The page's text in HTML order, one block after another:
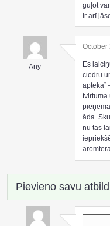
guļot
Ir arī
Any
October
Es
ciedru
apteka”
tvirtuma
āda.
nu tas
Pievieno savu